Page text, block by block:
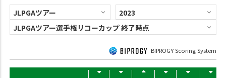
BIPROGY Scoring System